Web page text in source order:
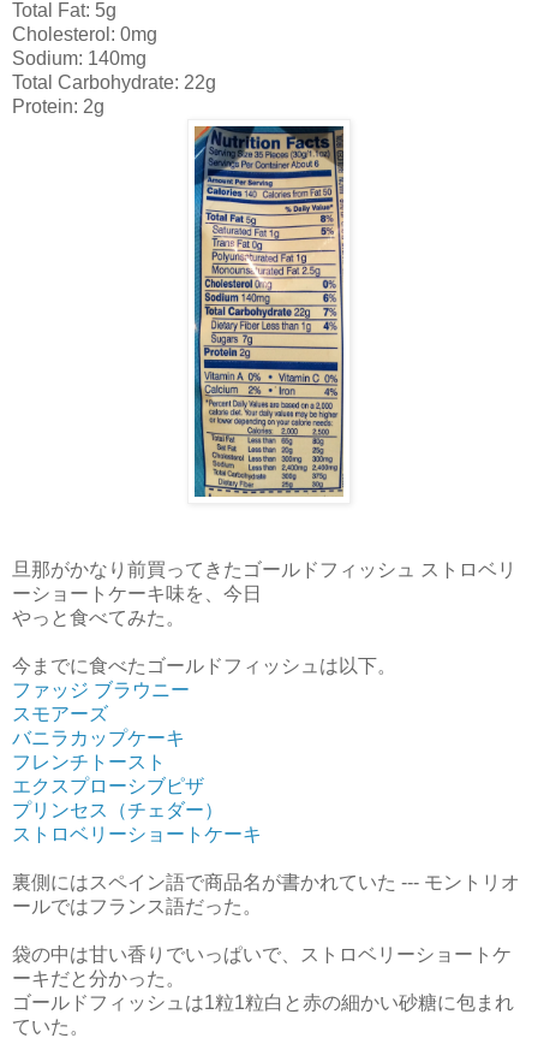
Total Fat: 5g
Cholesterol: 0mg
Sodium: 140mg
Total Carbohydrate: 22g
Protein: 2g
旦那がかなり前買ってきたゴールドフィッシュ ストロベリ
ーショートケーキ味を、今日
やっと食べてみた。
今までに食べたゴールドフィッシュは以下。
ファッジ ブラウニー
スモアーズ
バニラカップケーキ
フレンチトースト
エクスプローシブピザ
プリンセス（チェダー）
ストロベリーショートケーキ
裏側にはスペイン語で商品名が書かれていた --- モントリオ
ールではフランス語だった。
袋の中は甘い香りでいっぱいで、ストロベリーショートケ
ーキだと分かった。
ゴールドフィッシュは1粒1粒白と赤の細かい砂糖に包まれ
ていた。